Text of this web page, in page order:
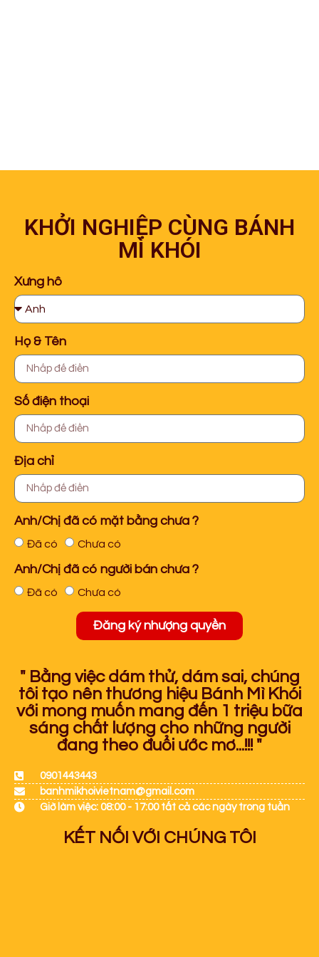
KHỞI NGHIỆP CÙNG BÁNH
MÌ KHÓI
Xưng hô
Họ & Tên
Số điện thoại
Địa chỉ
Anh/Chị đã có mặt bằng chưa ?
Đã có Chưa có
Anh/Chị đã có người bán chưa ?
Đã có Chưa có
Đăng ký nhượng quyền
" Bằng việc dám thử, dám sai, chúng
tôi tạo nên thương hiệu Bánh Mì Khói
với mong muốn mang đến 1 triệu bữa
sáng chất lượng cho những người
đang theo đuổi ước mơ...!!! "
0901443443
banhmikhoivietnam@gmail.com
Giờ làm việc: 08:00 - 17:00 tất cả các ngày trong tuần
KẾT NỐI VỚI CHÚNG TÔI